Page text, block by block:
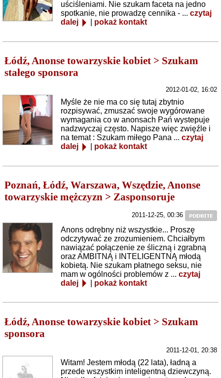
uściśleniami. Nie szukam faceta na jedno
spotkanie, nie prowadzę cennika - ... czytaj
dalej
pokaż kontakt
Łódź, Anonse towarzyskie kobiet > Szukam
stałego sponsora
2012-01-02, 16:02
Myśle że nie ma co się tutaj zbytnio
rozpisywać, zmuszać swoje wygórowane
wymagania co w anonsach Pań wystepuje
nadzwyczaj często. Napisze więc zwięźle i
na temat : Szukam miłego Pana ... czytaj
dalej
pokaż kontakt
Poznań, Łódź, Warszawa, Wszędzie, Anonse
towarzyskie mężczyzn > Zasponsoruje
2011-12-25, 00:36
Anons odrębny niż wszystkie... Proszę
odczytywać ze zrozumieniem. Chciałbym
nawiązać połączenie ze śliczną i zgrabną
oraz AMBITNĄ i INTELIGENTNĄ młodą
kobietą. Nie szukam płatnego seksu, nie
mam w ogólności problemów z ... czytaj
dalej
pokaż kontakt
Łódź, Anonse towarzyskie kobiet > Szukam
sponsora
2011-12-01, 20:38
Witam! Jestem młodą (22 lata), ładną a
przede wszystkim inteligentną dziewczyną.